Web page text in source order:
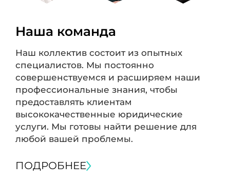
Наша команда
Наш коллектив состоит из опытных
специалистов. Мы постоянно
совершенствуемся и расширяем наши
профессиональные знания, чтобы
предоставлять клиентам
высококачественные юридические
услуги. Мы готовы найти решение для
любой вашей проблемы.
ПОДРОБНЕЕ